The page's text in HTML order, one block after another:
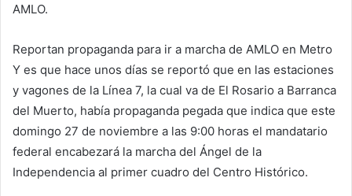
AMLO.
Reportan propaganda para ir a marcha de AMLO en Metro
Y es que hace unos días se reportó que en las estaciones
y vagones de la Línea 7, la cual va de El Rosario a Barranca
del Muerto, había propaganda pegada que indica que este
domingo 27 de noviembre a las 9:00 horas el mandatario
federal encabezará la marcha del Ángel de la
Independencia al primer cuadro del Centro Histórico.